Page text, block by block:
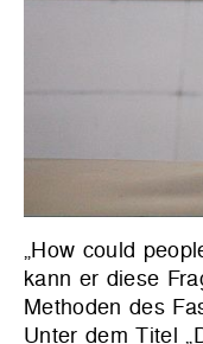
„How could
kann er diese
Methoden des
Unter dem Titel